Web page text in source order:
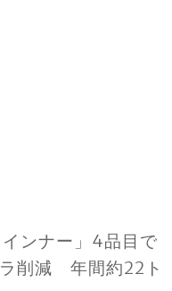
ンナー」4品目で
削減 年間約22ト